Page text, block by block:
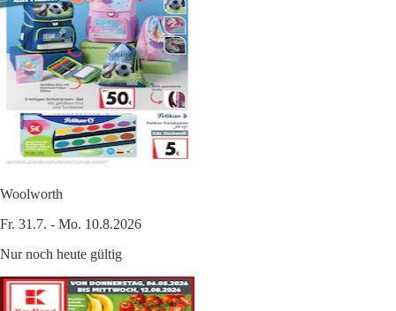
Woolworth
Fr. 31.7. - Mo. 10.8.2026
Nur noch heute gültig